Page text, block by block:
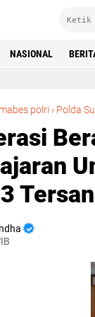
NASIONAL
mabes polri › Polda